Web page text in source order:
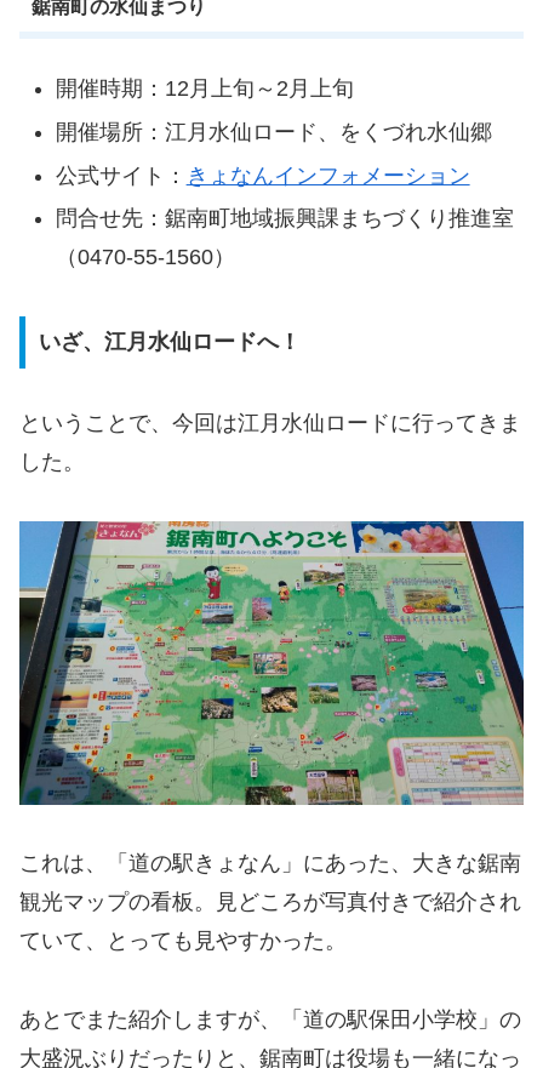
鋸南町の水仙まつり
開催時期：12月上旬～2月上旬
開催場所：江月水仙ロード、をくづれ水仙郷
公式サイト： きょなんインフォメーション
問合せ先：鋸南町地域振興課まちづくり推進室
（0470-55-1560）
いざ、江月水仙ロードへ！
ということで、今回は江月水仙ロードに行ってきま
した。
これは、「道の駅きょなん」にあった、大きな鋸南
観光マップの看板。見どころが写真付きで紹介され
ていて、とっても見やすかった。
あとでまた紹介しますが、「道の駅保田小学校」の
大盛況ぶりだったりと、鋸南町は役場も一緒になっ